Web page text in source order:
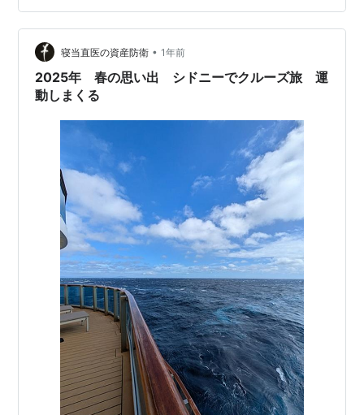
ると朝はあまり食べられず 最終日の朝食はMarskoinはヨ
ーグルトのみ笑 食べ…
寝当直医の資産防衛 • 1年前
2025年 春の思い出 シドニーでクルーズ旅 運
動しまくる